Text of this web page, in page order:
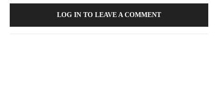
LOG IN TO LEAVE A COMMENT